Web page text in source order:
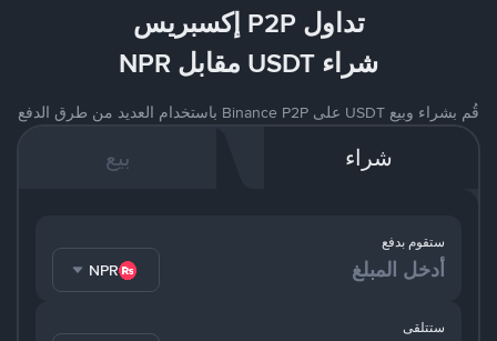
تداول P2P إكسبريس
شراء USDT مقابل NPR
قُم بشراء وبيع USDT على Binance P2P باستخدام العديد من طرق الدفع
شراء بيع
ستقوم بدفع
NPR
ستتلقى